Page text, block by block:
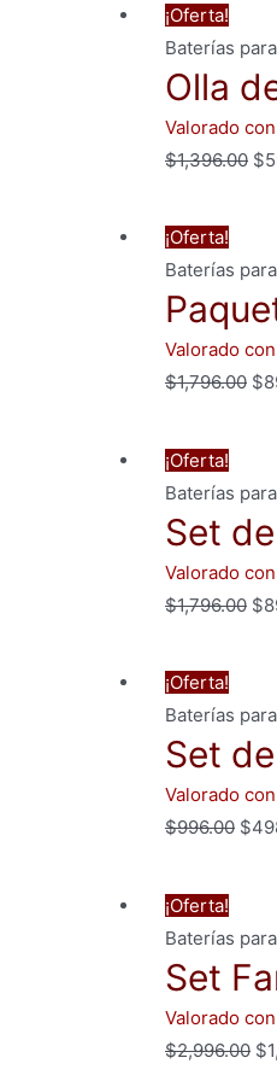
¡Oferta!
Baterías
Olla
Valorado con
$1,396.00 El
$
¡Oferta!
Baterías
Valorado con
$1,796.00 El
$
¡Oferta!
Baterías
Set
Valorado con
$1,796.00 El
$
¡Oferta!
Baterías
Set
Valorado con
$996.00 El
$
¡Oferta!
Baterías
Set
Valorado con
$2,996.00 El
$